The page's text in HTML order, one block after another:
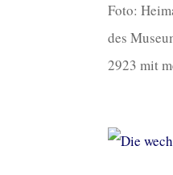
Foto:
des
2923 mit